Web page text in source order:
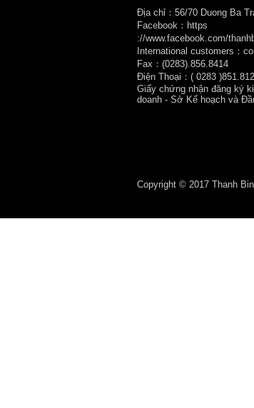
Địa chỉ：56/70 Duong Ba
Facebook： https
://www.facebook.com/
International customers：
Fax：(0283).856.8414
Điện Thoại：( 0283
Giấy chứng nhận đăng ký
doanh - Sở Kế hoạch và
Copyright © 2017 Thanh